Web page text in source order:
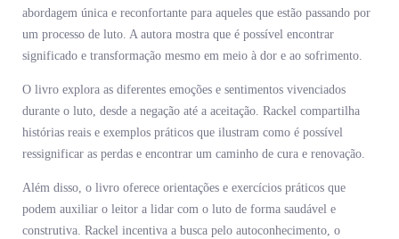
abordagem única e reconfortante para aqueles que estão passando por
um processo de luto. A autora mostra que é possível encontrar
significado e transformação mesmo em meio à dor e ao sofrimento.
O livro explora as diferentes emoções e sentimentos vivenciados
durante o luto, desde a negação até a aceitação. Rackel compartilha
histórias reais e exemplos práticos que ilustram como é possível
ressignificar as perdas e encontrar um caminho de cura e renovação.
Além disso, o livro oferece orientações e exercícios práticos que
podem auxiliar o leitor a lidar com o luto de forma saudável e
construtiva. Rackel incentiva a busca pelo autoconhecimento, o